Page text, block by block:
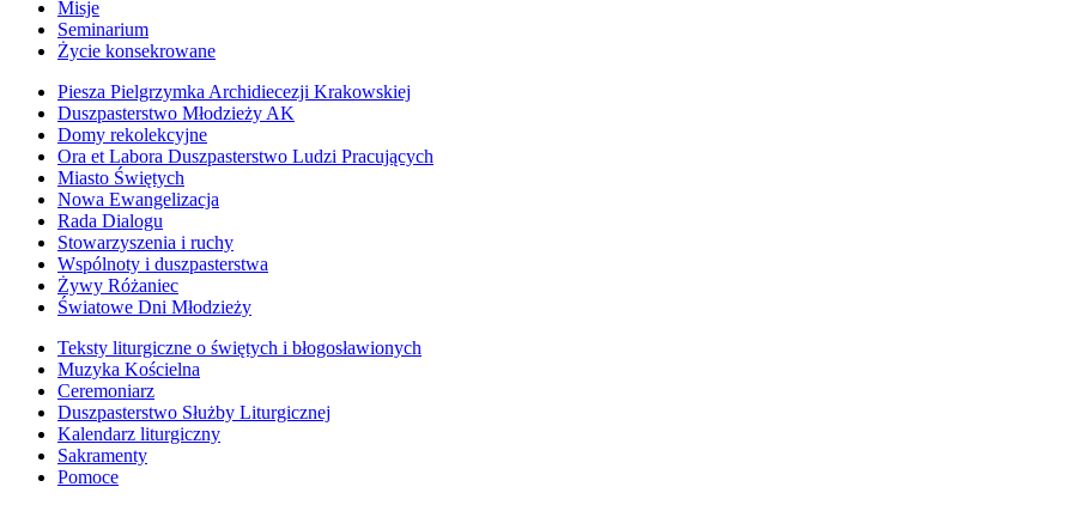
Misje
Seminarium
Życie konsekrowane
Piesza Pielgrzymka Archidiecezji Krakowskiej
Duszpasterstwo Młodzieży AK
Domy rekolekcyjne
Ora et Labora Duszpasterstwo Ludzi Pracujących
Miasto Świętych
Nowa Ewangelizacja
Rada Dialogu
Stowarzyszenia i ruchy
Wspólnoty i duszpasterstwa
Żywy Różaniec
Światowe Dni Młodzieży
Teksty liturgiczne o świętych i błogosławionych
Muzyka Kościelna
Ceremoniarz
Duszpasterstwo Służby Liturgicznej
Kalendarz liturgiczny
Sakramenty
Pomoce